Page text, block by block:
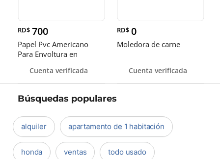
RD$ 700
Papel Pvc Americano
Para Envoltura en
pulgadas
Cuenta verificada
RD$ 0
Moledora de carne
Cuenta verificada
Búsquedas populares
alquiler apartamento de 1 habitación
honda ventas todo usado